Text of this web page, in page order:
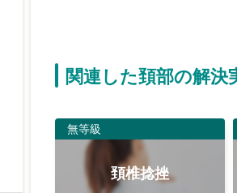
関連した頚部の解決
無等級
頚椎捻挫